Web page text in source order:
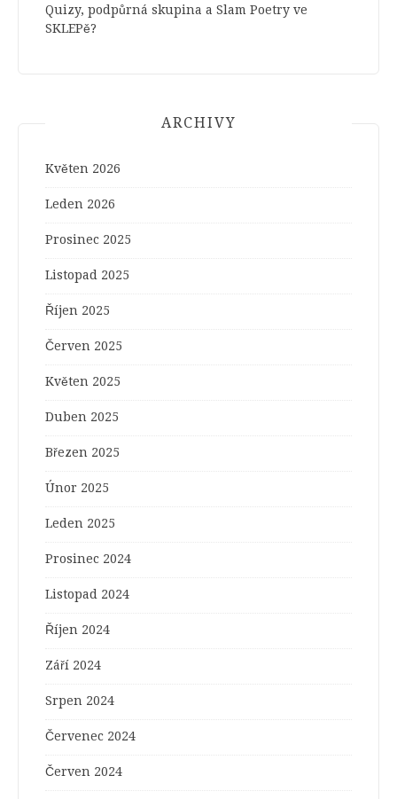
Quizy, podpůrná skupina a Slam Poetry ve
SKLEPě?
ARCHIVY
Květen 2026
Leden 2026
Prosinec 2025
Listopad 2025
Říjen 2025
Červen 2025
Květen 2025
Duben 2025
Březen 2025
Únor 2025
Leden 2025
Prosinec 2024
Listopad 2024
Říjen 2024
Září 2024
Srpen 2024
Červenec 2024
Červen 2024